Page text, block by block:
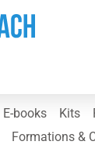
E-books Kits
Formations &